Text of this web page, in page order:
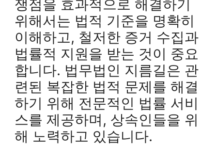
쟁점을 효과적으로 해결하기
위해서는 법적 기준을 명확히
이해하고, 철저한 증거 수집과
법률적 지원을 받는 것이 중요
합니다. 법무법인 지름길은 관
련된 복잡한 법적 문제를 해결
하기 위해 전문적인 법률 서비
스를 제공하며, 상속인들을 위
해 노력하고 있습니다.